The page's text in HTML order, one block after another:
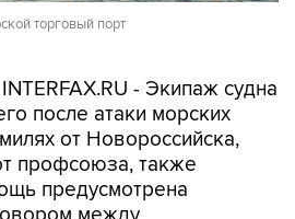
торговый порт
- Экипаж судна
после атаки морских
от Новороссийска,
профсоюза, также
предусмотрена